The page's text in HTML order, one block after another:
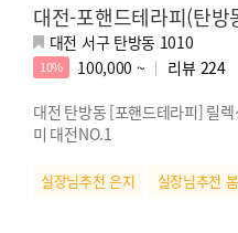
대전-포핸드테라피(탄방
대전 서구 탄방동 1010
10% 100,000 ~ 리뷰 224
대전 탄방동 [포핸드테라피] 릴
미 대전NO.1
실장님추천 은지 실장님추천 봄